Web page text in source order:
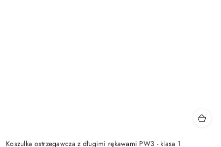
Koszulka ostrzegawcza z długimi rękawami PW3 - klasa 1